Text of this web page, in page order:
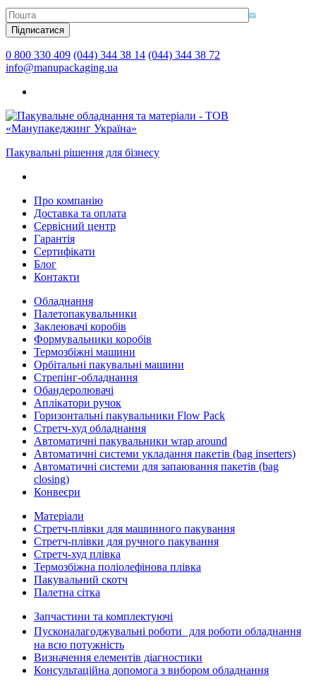
0 800 330 409 (044) 344 38 14 (044) 344 38 72
info@manupackaging.ua
Пакувальні рішення для бізнесу
Про компанію
Доставка та оплата
Сервісний центр
Гарантія
Сертифікати
Блог
Контакти
Обладнання
Палетопакувальники
Заклеювачі коробів
Формувальники коробів
Термозбіжні машини
Орбітальні пакувальні машини
Стрепінг-обладнання
Обандеролювачі
Аплікатори ручок
Горизонтальні пакувальники Flow Pack
Стретч-худ обладнання
Автоматичні пакувальники wrap around
Автоматичні системи укладання пакетів (bag inserters)
Автоматичні системи для запаювання пакетів (bag
closing)
Конвеєри
Матеріали
Стретч-плівки для машинного пакування
Стретч-плівки для ручного пакування
Стретч-худ плівка
Термозбіжна поліолефінова плівка
Пакувальний скотч
Палетна сітка
Запчастини та комплектуючі
Пусконалагоджувальні роботи для роботи обладнання
на всю потужність
Визначення елементів діагностики
Консультаційна допомога з вибором обладнання